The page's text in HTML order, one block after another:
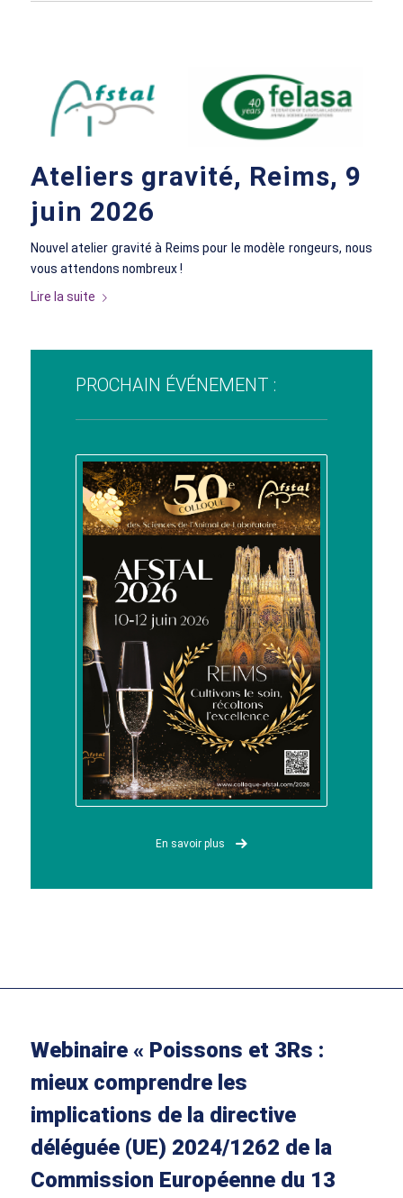
Ateliers gravité, Reims, 9
juin 2026
Nouvel atelier gravité à Reims pour le modèle rongeurs, nous
vous attendons nombreux !
Lire la suite
PROCHAIN ÉVÉNEMENT :
En savoir plus
Webinaire « Poissons et 3Rs :
mieux comprendre les
implications de la directive
déléguée (UE) 2024/1262 de la
Commission Européenne du 13